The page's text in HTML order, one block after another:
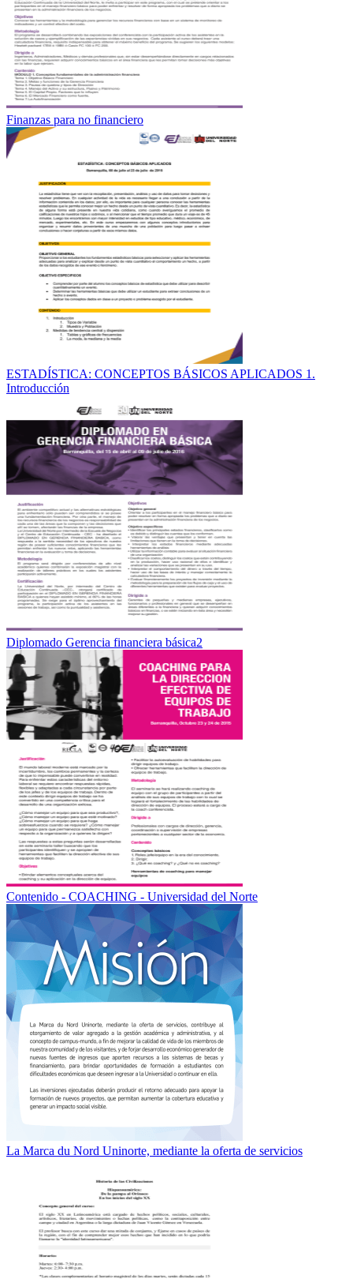
Finanzas para no financiero
ESTADÍSTICA: CONCEPTOS BÁSICOS APLICADOS 1.
Introducción
Diplomado Gerencia financiera básica2
Contenido - COACHING - Universidad del Norte
La Marca du Nord Uninorte, mediante la oferta de servicios